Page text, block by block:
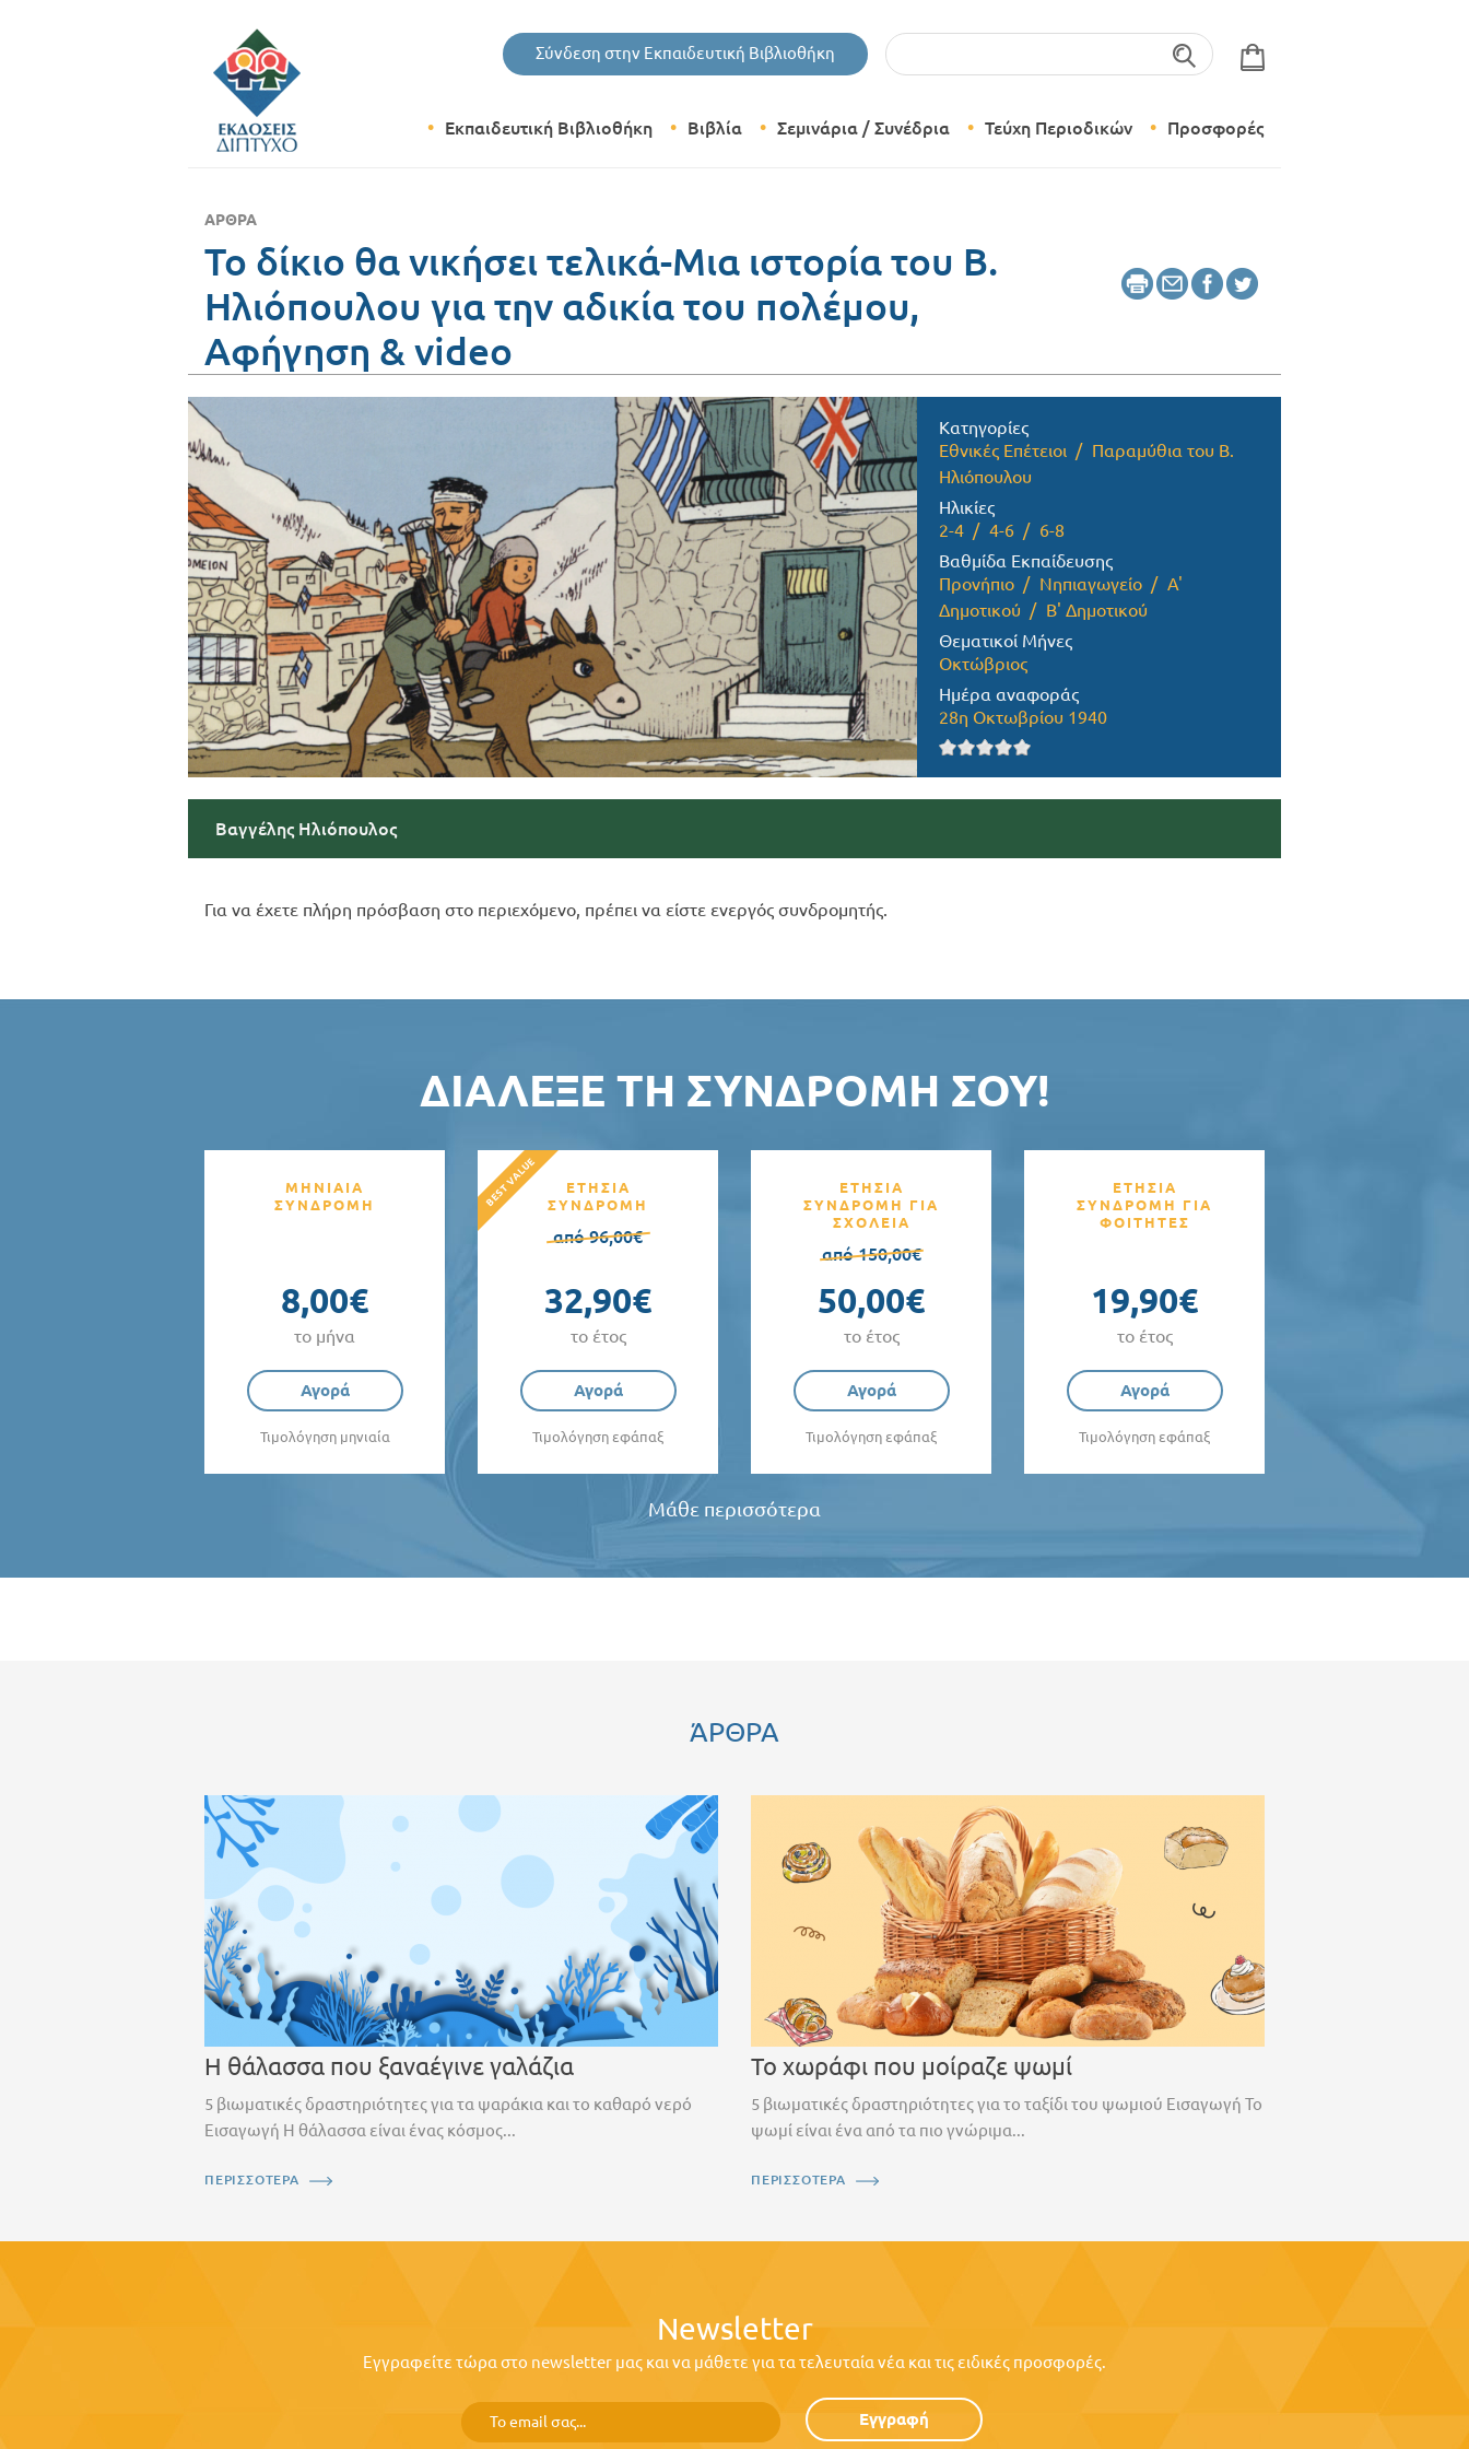
Σύνδεση στην Εκπαιδευτική Βιβλιοθήκη
Εκπαιδευτική Βιβλιοθήκη Βιβλία
Bazaar
Σεμινάρια / Συνέδρια Τεύχη Περιοδικών Προσφορές
ΆΡΘΡΑ
Το δίκιο θα νικήσει τελικά-Μια ιστορία του Β.
Ηλιόπουλου για την αδικία του πολέμου,
Αφήγηση & video
Κατηγορίες
Εθνικές Επέτειοι
Παραμύθια του Β.
Ηλιόπουλου
Ηλικίες
2-4
4-6
6-8
Βαθμίδα Εκπαίδευσης
Προνήπιο
Νηπιαγωγείο
Α'
Δημοτικού
Β' Δημοτικού
Θεματικοί Μήνες
Οκτώβριος
Ημέρα αναφοράς
28η Οκτωβρίου 1940
Βαγγέλης Ηλιόπουλος
Για να έχετε πλήρη πρόσβαση στο περιεχόμενο, πρέπει να είστε ενεργός συνδρομητής.
ΔΙΆΛΕΞΕ ΤΗ ΣΥΝΔΡΟΜΉ ΣΟΥ!
ΜΗΝΙΑΙΑ
ΣΥΝΔΡΟΜΗ
8,00€
το μήνα
Αγορά
Τιμολόγηση μηνιαία
ΕΤΗΣΙΑ
ΣΥΝΔΡΟΜΗ
από 96,00€
32,90€
το έτος
Αγορά
Τιμολόγηση εφάπαξ
ΕΤΗΣΙΑ
ΣΥΝΔΡΟΜΗ ΓΙΑ
ΣΧΟΛΕΙΑ
από 150,00€
50,00€
το έτος
Αγορά
Τιμολόγηση εφάπαξ
ΕΤΗΣΙΑ
ΣΥΝΔΡΟΜΗ ΓΙΑ
ΦΟΙΤΗΤΕΣ
19,90€
το έτος
Αγορά
Τιμολόγηση εφάπαξ
Μάθε περισσότερα
ΆΡΘΡΑ
Η θάλασσα που ξαναέγινε γαλάζια
5 βιωματικές δραστηριότητες για τα ψαράκια και το καθαρό νερό
Εισαγωγή Η θάλασσα είναι ένας κόσμος...
ΠΕΡΙΣΣΟΤΕΡΑ
Το χωράφι που μοίραζε ψωμί
5 βιωματικές δραστηριότητες για το ταξίδι του ψωμιού Εισαγωγή Το
ψωμί είναι ένα από τα πιο γνώριμα...
ΠΕΡΙΣΣΟΤΕΡΑ
Newsletter
Εγγραφείτε τώρα στο newsletter μας και να μάθετε για τα τελευταία νέα και τις ειδικές προσφορές.
Εγγραφή